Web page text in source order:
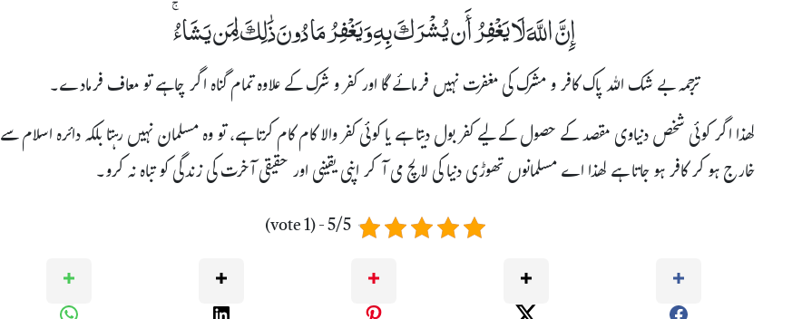
إِنَّ اللَّهَ لَا يَغْفِرُ أَن يُشْرَكَ بِهِ وَيَغْفِرُ مَا دُونَ ذَٰلِكَ لِمَن يَشَاءُ ۚ
ترجمہ بے شک اللہ پاک کافر و مشرک کی مغفرت نہیں فرمائے گا اور کفر و شرک کے علاوہ تمام گناہ اگر چاہے تو معاف فرمادے۔
لھذا اگر کوئی شخص دنیاوی مقصد کے حصول کے لیے کفر بول دیتا ہے یا کوئی کفر والا کام کام کرتا ہے، تو وہ مسلمان نہیں رہتا بلکہ دائرہ اسلام سے
خارج ہو کر کافر ہو جاتا ہے لھذا اے مسلمانوں تھوڑی دنیا کی لالچ می آکر اپنی یقینی اور حقیقی آخرت کی زندگی کو تباہ نہ کرو۔
5/5 - (1 vote)